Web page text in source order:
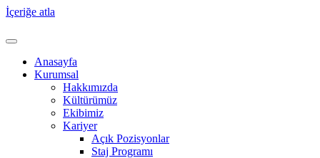
İçeriğe atla
Anasayfa
Kurumsal
Hakkımızda
Kültürümüz
Ekibimiz
Kariyer
Açık Pozisyonlar
Staj Programı